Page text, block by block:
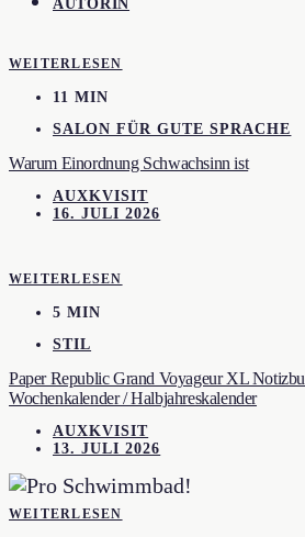
WEITERLESEN
11 MIN
SALON FÜR GUTE SPRACHE
Warum Einordnung Schwachsinn ist
AUXKVISIT
16. JULI 2026
WEITERLESEN
5 MIN
STIL
Paper Republic Grand Voyageur XL
Wochenkalender / Halbjahreskalender
AUXKVISIT
13. JULI 2026
WEITERLESEN